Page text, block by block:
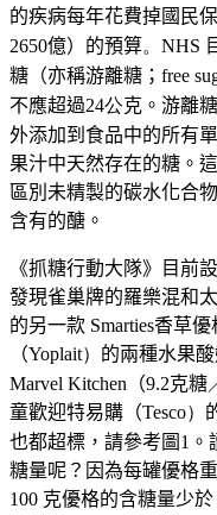
的疾病每年花費掉國民
2650億）的預算。NHS
糖（亦稱游離糖；free
不應超過24公克。游離
外添加到食品中的所有
果汁中天然存在的糖。
區別未精製的碳水化合
含有的醣。
《抓糖行動大隊》目前
發現雀巢牌的羅樂混和
的另一款 Smarties香草優
（Yoplait） 的兩種水果
Marvel Kitchen （9.2克糖
童歡迎特易購（Tesco）
也都超標，請參考 圖1
糖量呢？因為每罐優格
100 克優格的含糖量少於